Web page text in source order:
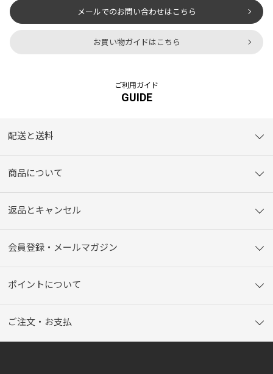
メールでのお問い合わせはこちら
お買い物ガイドはこちら
ご利用ガイド
GUIDE
配送と送料
商品について
返品とキャンセル
会員登録・メールマガジン
ポイントについて
ご注文・お支払